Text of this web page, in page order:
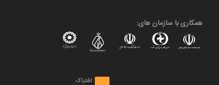
همکاری با سازمان های:
اشتراک